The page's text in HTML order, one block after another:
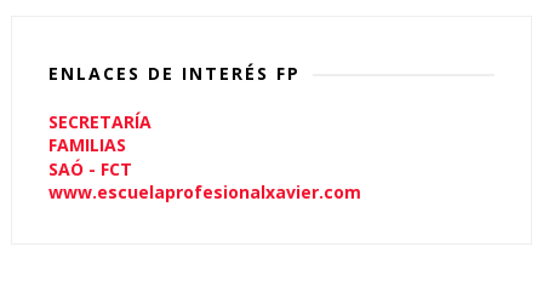
ENLACES DE INTERÉS FP
SECRETARÍA
FAMILIAS
SAÓ - FCT
www.escuelaprofesionalxavier.com